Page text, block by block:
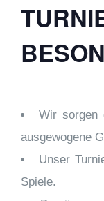
Wir sorgen
ausgewogene
Unser
Spiele.